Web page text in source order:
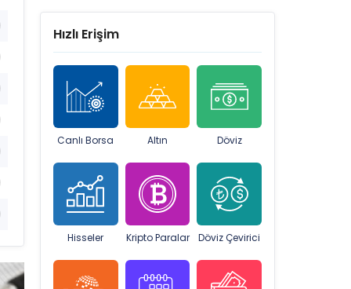
Hızlı Erişim
Canlı Borsa Altın Döviz
Hisseler Kripto Paralar Döviz Çevirici